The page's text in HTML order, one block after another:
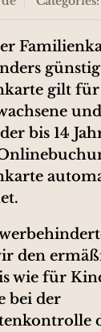
gilt
bis 14
den
wie für
bei der